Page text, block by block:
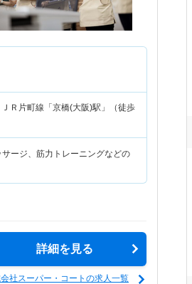
Ｒ片町線「京橋(大阪)駅」（徒歩
ージ、筋力トレーニングなどの
詳細を見る
社スーパー・コートの求人一覧